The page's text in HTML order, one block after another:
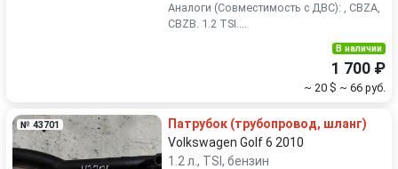
Volkswagen
Аналоги (Совместимость с ДВС): , CBZA,
CBZB. 1.2 TSI....
В наличии
1 700 ₽
~ 20 $ ~ 66 руб.
№ 43701
Патрубок (трубопровод, шланг)
Volkswagen Golf 6 2010
1.2 л., TSI, бензин